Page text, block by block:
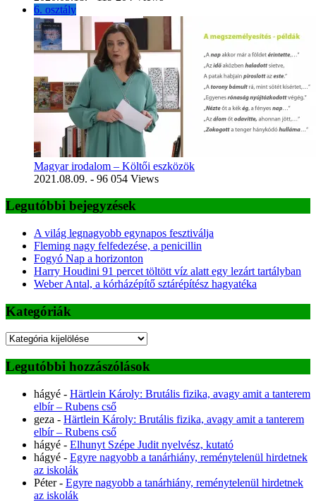
6. osztály
Magyar irodalom – Költői eszközök
2021.08.09. - 96 054 Views
Legutóbbi bejegyzések
A világ legnagyobb egynapos fesztiválja
Fleming nagy felfedezése, a penicillin
Fogyó Nap a horizonton
Harry Houdini 91 percet töltött víz alatt egy lezárt tartályban
Weber Antal, a kórházépítő sztárépítész hagyatéka
Kategóriák
Kategóriák
Legutóbbi hozzászólások
hágyé - Härtlein Károly: Brutális fizika, avagy amit a tanterem
elbír – Rubens cső
geza - Härtlein Károly: Brutális fizika, avagy amit a tanterem
elbír – Rubens cső
hágyé - Elhunyt Szépe Judit nyelvész, kutató
hágyé - Egyre nagyobb a tanárhiány, reménytelenül hirdetnek
az iskolák
Péter- Egyre nagyobb a tanárhiány, reménytelenül hirdetnek
az iskolák